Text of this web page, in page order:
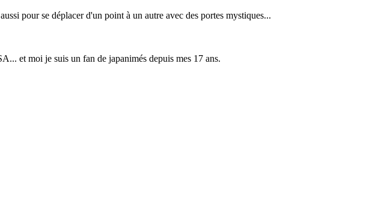
pour se déplacer d'un point à un autre avec des portes mystiques...
et moi je suis un fan de japanimés depuis mes 17 ans.